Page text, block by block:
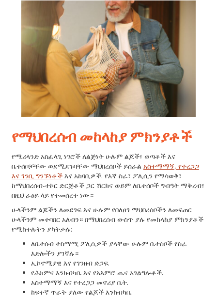
የማህበረሰብ መከላከያ ምክንያቶች
የሜሪላንድ አስፈላጊ ነገሮች ለልጅነት ሁሉም ልጆች፣ ወጣቶች እና
ቤተሰቦቻቸው ወደሚደጉባቸው ማህበረሰቦች ይሰራል አስተማማኝ, የተረጋጋ
እና ገንቢ ግንኙነቶች እና አከባቢዎች. የእኛ ስራ፣ ፖሊሲን የማሳወቅ፣
ከማህበረሰብ-ተኮር ድርጅቶች ጋር ሽርክና ወይም ለቤተሰቦች ግብዓት ማቅረብ፣
በዚህ ራዕይ ላይ የተመሰረተ ነው።
ሁላችንም ልጆችን ለመደገፍ እና ሁሉም የበለፀገ ማህበረሰቦችን ለመፍጠር
ሁላችንም መተባበር አለብን። በማህበረሰብ ውስጥ ያሉ የመከላከያ ምክንያቶች
የሚከተሉትን ያካትታሉ:
ለቤተሰብ ተስማሚ ፖሊሲዎች ያላቸው ሁሉም ቤተሰቦች የስራ
እድሎችን ያገኛሉ።
ኢኮኖሚያዊ እና የገንዘብ ድጋፍ.
የሕክምና እንክብካቤ እና የአእምሮ ጤና አገልግሎቶች.
አስተማማኝ እና የተረጋጋ መኖሪያ ቤት.
ከፍተኛ ጥራት ያለው የልጆች እንክብካቤ.